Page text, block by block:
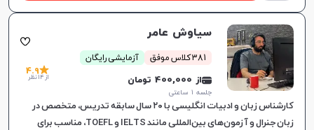
سیاوش عامر
381 کلاس موفق آزمایشی رایگان
از 400,000 تومان
جلسه ۱ ساعتی
4.9
از 14 نظر
کارشناس زبان و ادبیات انگلیسی با ۲۰ سال سابقه تدریس، متخصص در
زبان جنرال و آزمون‌های بین‌المللی مانند IELTS و TOEFL، مناسب برای